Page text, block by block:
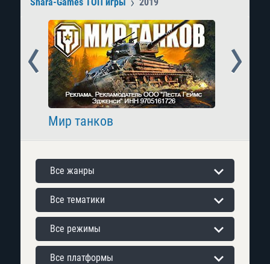
Мир танков
Prev
Все жанры
Все тематики
Все режимы
Все платформы